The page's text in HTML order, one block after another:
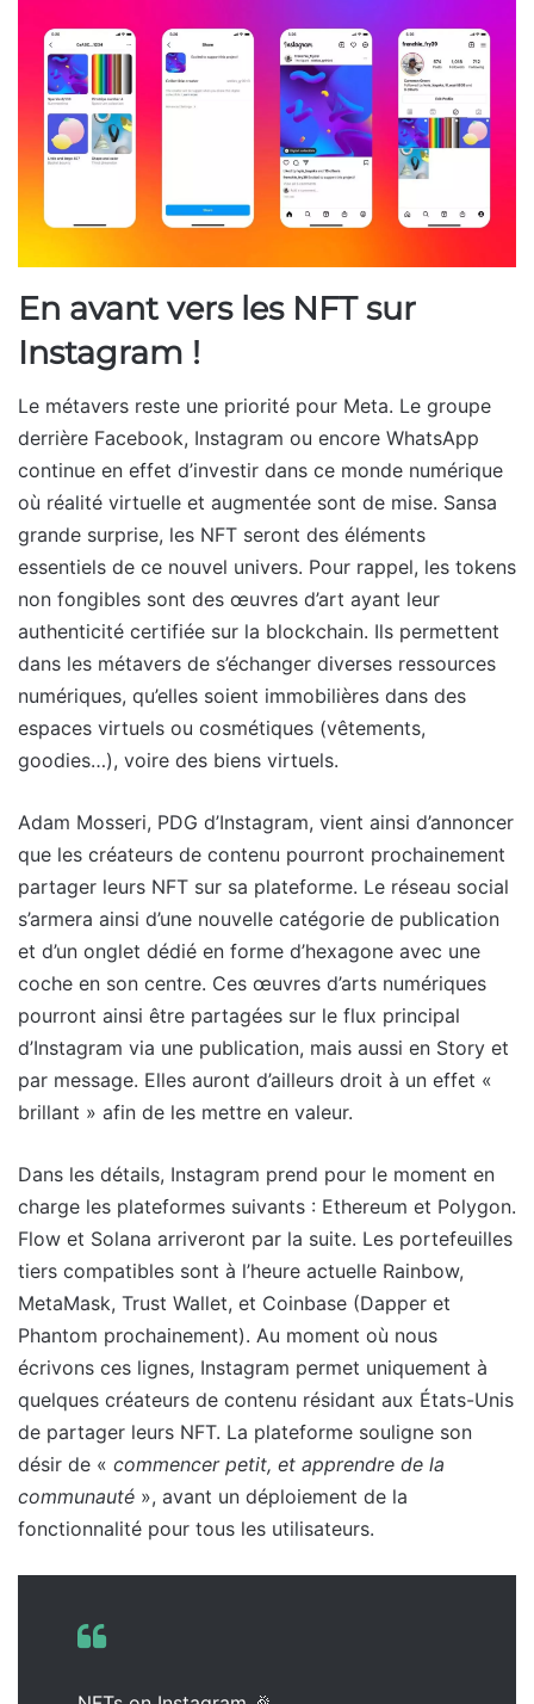
En avant vers les NFT sur
Instagram !
Le métavers reste une priorité pour Meta. Le groupe
derrière Facebook, Instagram ou encore WhatsApp
continue en effet d’investir dans ce monde numérique
où réalité virtuelle et augmentée sont de mise. Sansa
grande surprise, les NFT seront des éléments
essentiels de ce nouvel univers. Pour rappel, les tokens
non fongibles sont des œuvres d’art ayant leur
authenticité certifiée sur la blockchain. Ils permettent
dans les métavers de s’échanger diverses ressources
numériques, qu’elles soient immobilières dans des
espaces virtuels ou cosmétiques (vêtements,
goodies…), voire des biens virtuels.
Adam Mosseri, PDG d’Instagram, vient ainsi d’annoncer
que les créateurs de contenu pourront prochainement
partager leurs NFT sur sa plateforme. Le réseau social
s’armera ainsi d’une nouvelle catégorie de publication
et d’un onglet dédié en forme d’hexagone avec une
coche en son centre. Ces œuvres d’arts numériques
pourront ainsi être partagées sur le flux principal
d’Instagram via une publication, mais aussi en Story et
par message. Elles auront d’ailleurs droit à un effet «
brillant » afin de les mettre en valeur.
Dans les détails, Instagram prend pour le moment en
charge les plateformes suivants : Ethereum et Polygon.
Flow et Solana arriveront par la suite. Les portefeuilles
tiers compatibles sont à l’heure actuelle Rainbow,
MetaMask, Trust Wallet, et Coinbase (Dapper et
Phantom prochainement). Au moment où nous
écrivons ces lignes, Instagram permet uniquement à
quelques créateurs de contenu résidant aux États-Unis
de partager leurs NFT. La plateforme souligne son
désir de « commencer petit, et apprendre de la
communauté », avant un déploiement de la
fonctionnalité pour tous les utilisateurs.